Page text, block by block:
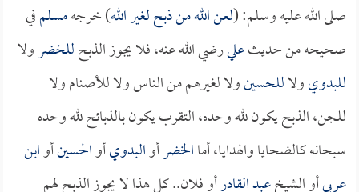
صلى الله عليه وسلم: (لعن الله من ذبح لغير الله) خرجهمسلمفي
صحيحه من حديثعليرضي الله عنه، فلا يجوز الذبحللخضرولا
للبدويولاللحسينولا لغيرهم من الناس ولا للأصنام ولا
للجن، الذبح يكون لله وحده، التقرب يكون بالذبائح لله وحده
سبحانه كالضحايا والهدايا، أماالخضرأوالبدويأوالحسينأوابن
عربيأو الشيخعبد القادرأو فلان.. كل هذا لا يجوز الذبح لهم